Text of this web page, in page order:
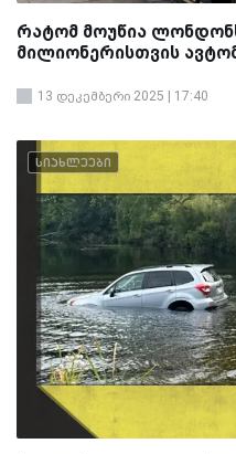
რატომ მოუწია
მილიონერისთვის
13 დეკემბერი 2025 | 17:40
სიახლეები